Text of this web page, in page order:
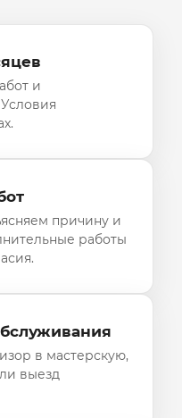
и
причину и
работы
в мастерскую,
выезд